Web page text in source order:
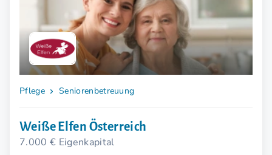
Pflege Seniorenbetreuung
Weiße Elfen Österreich
7.000 € Eigenkapital